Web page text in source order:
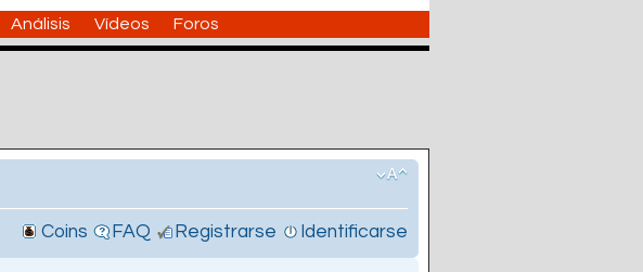
Análisis Vídeos Foros
Coins FAQ Registrarse Identificarse